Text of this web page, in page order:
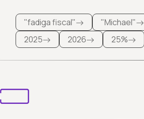
"fadiga fiscal" "Michael"
2025
2026 25%